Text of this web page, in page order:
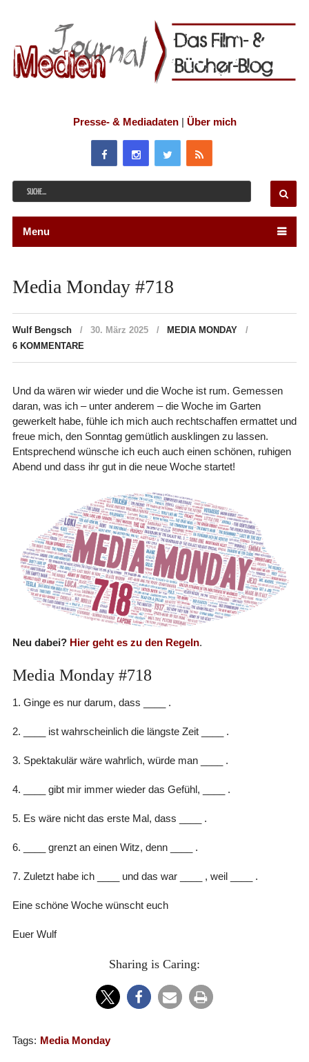
Presse- & Mediadaten| Über mich
Menu
Media Monday #718
Wulf Bengsch 30. März 2025
MEDIA MONDAY
6 KOMMENTARE
Und da wären wir wieder und die Woche ist rum. Gemessen
daran, was ich – unter anderem – die Woche im Garten
gewerkelt habe, fühle ich mich auch rechtschaffen ermattet und
freue mich, den Sonntag gemütlich ausklingen zu lassen.
Entsprechend wünsche ich euch auch einen schönen, ruhigen
Abend und dass ihr gut in die neue Woche startet!
Neu dabei? Hier geht es zu den Regeln.
Media Monday #718
1. Ginge es nur darum, dass ____ .
2. ____ ist wahrscheinlich die längste Zeit ____ .
3. Spektakulär wäre wahrlich, würde man ____ .
4. ____ gibt mir immer wieder das Gefühl, ____ .
5. Es wäre nicht das erste Mal, dass ____ .
6. ____ grenzt an einen Witz, denn ____ .
7. Zuletzt habe ich ____ und das war ____ , weil ____ .
Eine schöne Woche wünscht euch
Euer Wulf
Sharing is Caring:
Tags: Media Monday